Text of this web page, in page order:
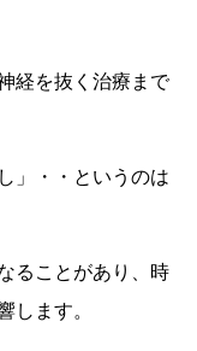
経を抜く治療まで
」・・というのは
ることがあり、時
します。